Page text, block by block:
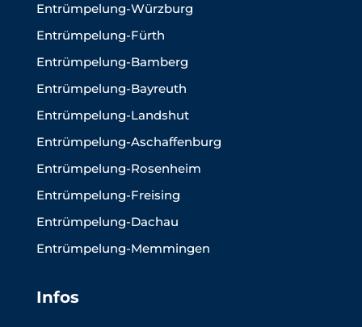
Entrümpelung-Würzburg
Entrümpelung-Fürth
Entrümpelung-Bamberg
Entrümpelung-Bayreuth
Entrümpelung-Landshut
Entrümpelung-Aschaffenburg
Entrümpelung-Rosenheim
Entrümpelung-Freising
Entrümpelung-Dachau
Entrümpelung-Memmingen
Infos